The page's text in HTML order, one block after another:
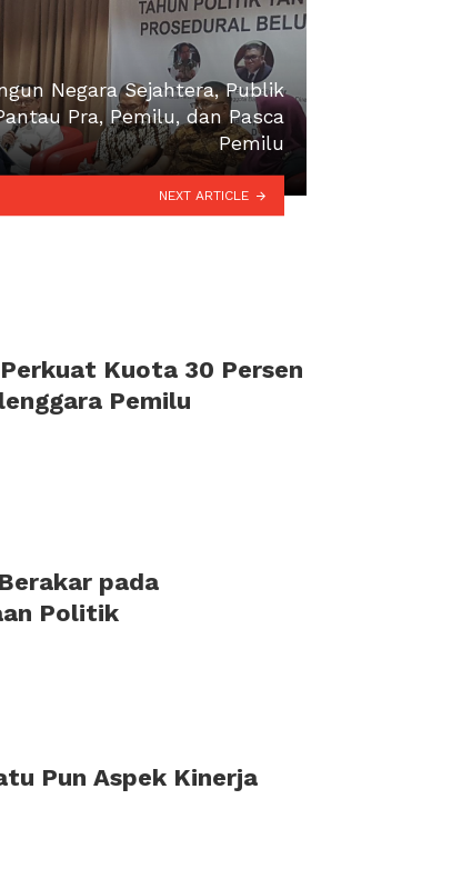
Negara Sejahtera, Publik
Pra, Pemilu, dan Pasca
Pemilu
NEXT ARTICLE
Kuota 30 Persen
Pemilu
pada
Politik
Pun Aspek Kinerja